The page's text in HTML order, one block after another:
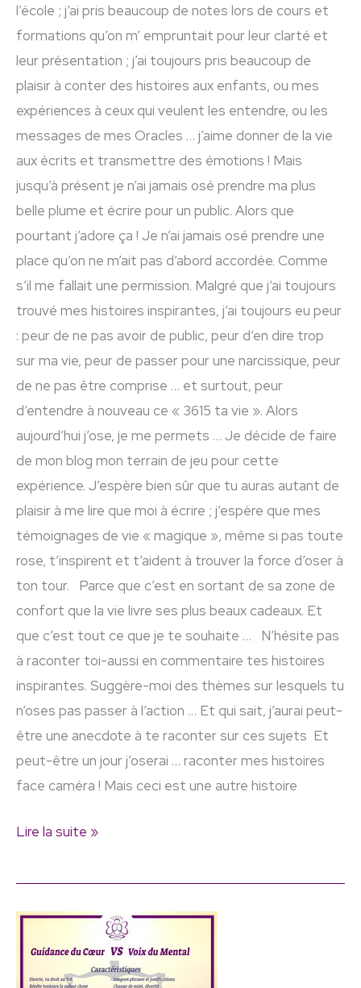
l’école ; j’ai pris beaucoup de notes lors de cours et
formations qu’on m’ empruntait pour leur clarté et
leur présentation ; j’ai toujours pris beaucoup de
plaisir à conter des histoires aux enfants, ou mes
expériences à ceux qui veulent les entendre, ou les
messages de mes Oracles … j’aime donner de la vie
aux écrits et transmettre des émotions ! Mais
jusqu’à présent je n’ai jamais osé prendre ma plus
belle plume et écrire pour un public. Alors que
pourtant j’adore ça ! Je n’ai jamais osé prendre une
place qu’on ne m’ait pas d’abord accordée. Comme
s’il me fallait une permission. Malgré que j’ai toujours
trouvé mes histoires inspirantes, j’ai toujours eu peur
: peur de ne pas avoir de public, peur d’en dire trop
sur ma vie, peur de passer pour une narcissique, peur
de ne pas être comprise … et surtout, peur
d’entendre à nouveau ce « 3615 ta vie ». Alors
aujourd’hui j’ose, je me permets … Je décide de faire
de mon blog mon terrain de jeu pour cette
expérience. J’espère bien sûr que tu auras autant de
plaisir à me lire que moi à écrire ; j’espère que mes
témoignages de vie « magique », même si pas toute
rose, t’inspirent et t’aident à trouver la force d’oser à
ton tour. Parce que c’est en sortant de sa zone de
confort que la vie livre ses plus beaux cadeaux. Et
que c’est tout ce que je te souhaite … N’hésite pas
à raconter toi-aussi en commentaire tes histoires
inspirantes. Suggère-moi des thèmes sur lesquels tu
n’oses pas passer à l’action … Et qui sait, j’aurai peut-
être une anecdote à te raconter sur ces sujets Et
peut-être un jour j’oserai … raconter mes histoires
face caméra ! Mais ceci est une autre histoire
Lire la suite »
Guidance
Cœur